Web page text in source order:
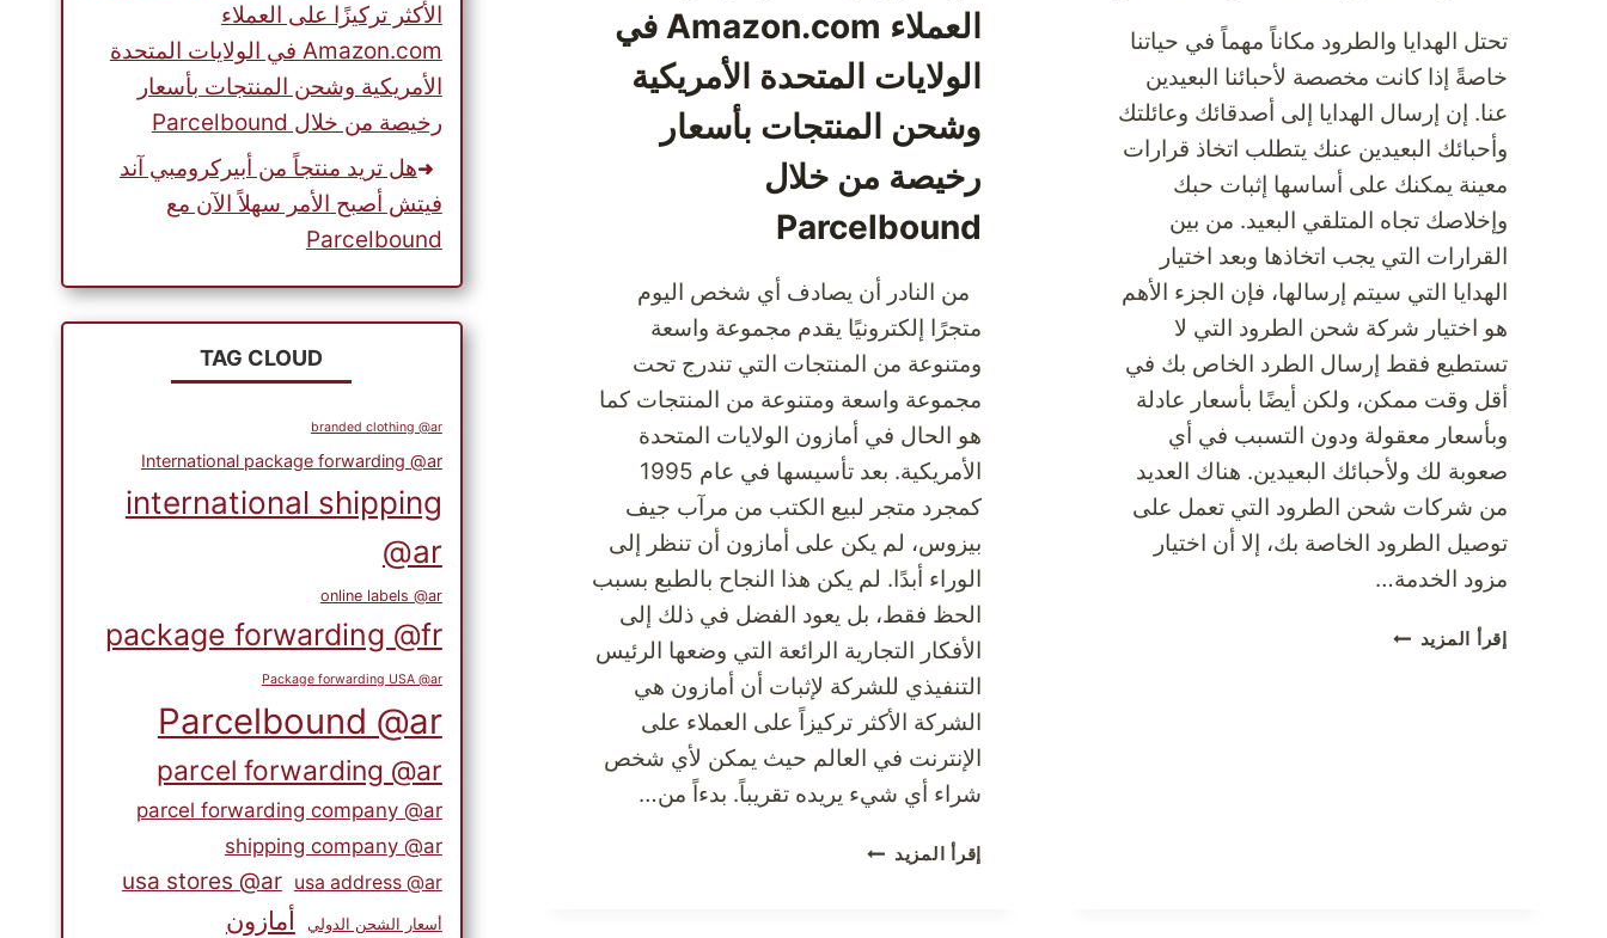
مستحضرات
تجميل
فورية
تحتل الهدايا والطرود مكاناً مهماً في حياتنا
خاصةً إذا كانت مخصصة لأحبائنا البعيدين
عنا. إن إرسال الهدايا إلى أصدقائك وعائلتك
وأحبائك البعيدين عنك يتطلب اتخاذ قرارات
معينة يمكنك على أساسها إثبات حبك
وإخلاصك تجاه المتلقي البعيد. من بين
القرارات التي يجب اتخاذها وبعد اختيار
الهدايا التي سيتم إرسالها، فإن الجزء الأهم
هو اختيار شركة شحن الطرود التي لا
تستطيع فقط إرسال الطرد الخاص بك في
أقل وقت ممكن، ولكن أيضًا بأسعار عادلة
وبأسعار معقولة ودون التسبب في أي
صعوبة لك ولأحبائك البعيدين. هناك العديد
من شركات شحن الطرود التي تعمل على
توصيل الطرود الخاصة بك، إلا أن اختيار
مزود الخدمة…
إقرأ المزيد الأشياء
العملاء Amazon.com في
الولايات المتحدة الأمريكية
وشحن المنتجات بأسعار
رخيصة من خلال
Parcelbound
من النادر أن يصادف أي شخص اليوم
متجرًا إلكترونيًا يقدم مجموعة واسعة
ومتنوعة من المنتجات التي تندرج تحت
مجموعة واسعة ومتنوعة من المنتجات كما
هو الحال في أمازون الولايات المتحدة
الأمريكية. بعد تأسيسها في عام 1995
كمجرد متجر لبيع الكتب من مرآب جيف
بيزوس، لم يكن على أمازون أن تنظر إلى
الوراء أبدًا. لم يكن هذا النجاح بالطبع بسبب
الحظ فقط، بل يعود الفضل في ذلك إلى
الأفكار التجارية الرائعة التي وضعها الرئيس
التنفيذي للشركة لإثبات أن أمازون هي
الشركة الأكثر تركيزاً على العملاء على
الإنترنت في العالم حيث يمكن لأي شخص
شراء أي شيء يريده تقريباً. بدءاً من…
إقرأ المزيد جرب
الأكثر تركيزًا على العملاء
Amazon.com في الولايات المتحدة
الأمريكية وشحن المنتجات بأسعار
رخيصة من خلال Parcelbound
هل تريد منتجاً من أبيركرومبي آند
فيتش أصبح الأمر سهلاً الآن مع
Parcelbound
TAG CLOUD
branded clothing @ar
International package forwarding @ar
international shipping
@ar
online labels @ar
package forwarding @fr
Package forwarding USA @ar
Parcelbound @ar
parcel forwarding @ar
parcel forwarding company @ar
shipping company @ar
usa address @ar
usa stores @ar
أسعار الشحن الدولي أمازون